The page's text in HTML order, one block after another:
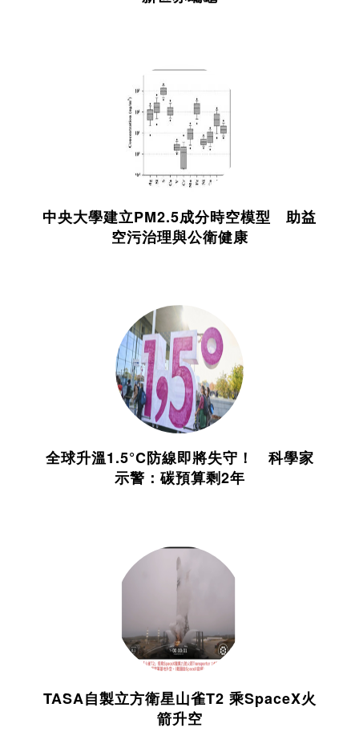
中央大學建立PM2.5成分時空模型 助益
空污治理與公衛健康
全球升溫1.5°C防線即將失守！ 科學家
示警：碳預算剩2年
TASA自製立方衛星山雀T2 乘SpaceX火
箭升空